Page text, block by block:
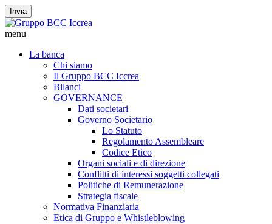
Invia
menu
La banca
Chi siamo
Il Gruppo BCC Iccrea
Bilanci
GOVERNANCE
Dati societari
Governo Societario
Lo Statuto
Regolamento Assembleare
Codice Etico
Organi sociali e di direzione
Conflitti di interessi soggetti collegati
Politiche di Remunerazione
Strategia fiscale
Normativa Finanziaria
Etica di Gruppo e Whistleblowing